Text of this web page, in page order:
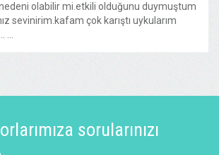
olabilir mi.etkili olduğunu duymuştum
sevinirim.kafam çok karıştı uykularım
sorularınızı